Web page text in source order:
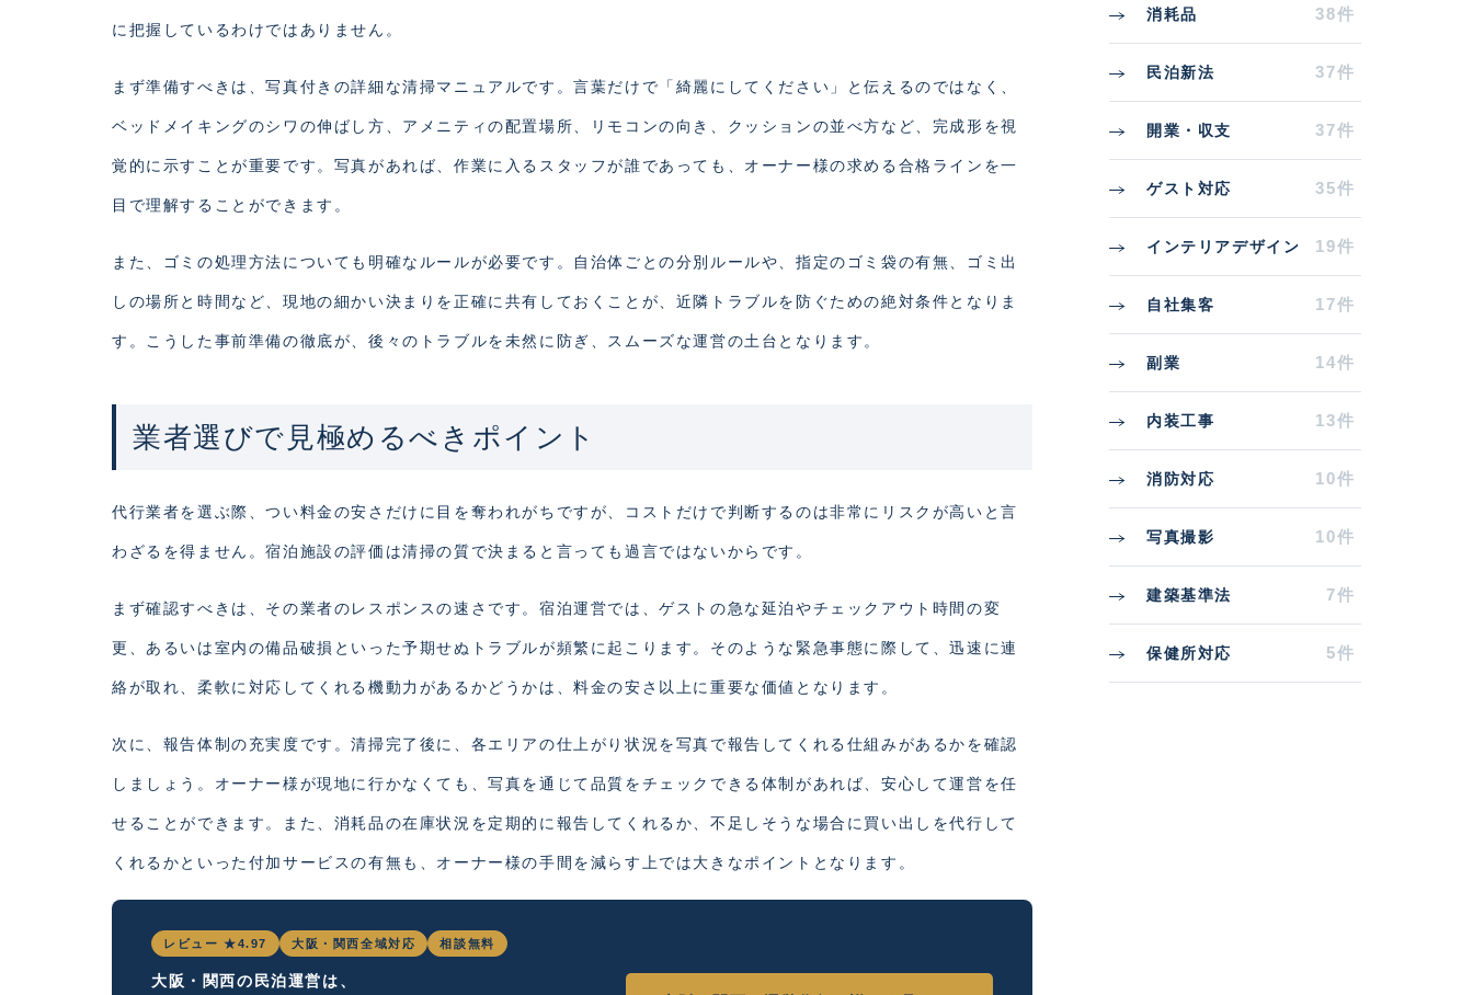
に把握しているわけではありません。
まず準備すべきは、写真付きの詳細な清掃マニュアルです。言葉だけで「綺麗にしてください」と伝えるのではなく、
ベッドメイキングのシワの伸ばし方、アメニティの配置場所、リモコンの向き、クッションの並べ方など、完成形を視
覚的に示すことが重要です。写真があれば、作業に入るスタッフが誰であっても、オーナー様の求める合格ラインを一
目で理解することができます。
また、ゴミの処理方法についても明確なルールが必要です。自治体ごとの分別ルールや、指定のゴミ袋の有無、ゴミ出
しの場所と時間など、現地の細かい決まりを正確に共有しておくことが、近隣トラブルを防ぐための絶対条件となりま
す。こうした事前準備の徹底が、後々のトラブルを未然に防ぎ、スムーズな運営の土台となります。
業者選びで見極めるべきポイント
代行業者を選ぶ際、つい料金の安さだけに目を奪われがちですが、コストだけで判断するのは非常にリスクが高いと言
わざるを得ません。宿泊施設の評価は清掃の質で決まると言っても過言ではないからです。
まず確認すべきは、その業者のレスポンスの速さです。宿泊運営では、ゲストの急な延泊やチェックアウト時間の変
更、あるいは室内の備品破損といった予期せぬトラブルが頻繁に起こります。そのような緊急事態に際して、迅速に連
絡が取れ、柔軟に対応してくれる機動力があるかどうかは、料金の安さ以上に重要な価値となります。
次に、報告体制の充実度です。清掃完了後に、各エリアの仕上がり状況を写真で報告してくれる仕組みがあるかを確認
しましょう。オーナー様が現地に行かなくても、写真を通じて品質をチェックできる体制があれば、安心して運営を任
せることができます。また、消耗品の在庫状況を定期的に報告してくれるか、不足しそうな場合に買い出しを代行して
くれるかといった付加サービスの有無も、オーナー様の手間を減らす上では大きなポイントとなります。
レビュー ★4.97 大阪・関西全域対応 相談無料
大阪・関西の民泊運営は、
消耗品 38件
民泊新法 37件
開業・収支 37件
ゲスト対応 35件
インテリアデザイン 19件
自社集客 17件
副業 14件
内装工事 13件
消防対応 10件
写真撮影 10件
建築基準法 7件
保健所対応 5件